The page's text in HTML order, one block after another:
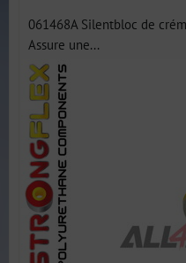
061468A Silentbloc de
Assure une...